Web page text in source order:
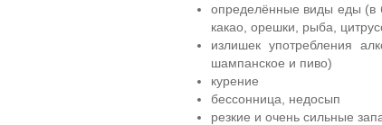
определённые виды еды (в
какао, орешки, рыба,
излишек употребления
шампанское и пиво)
курение
бессонница, недосып
резкие и очень сильные